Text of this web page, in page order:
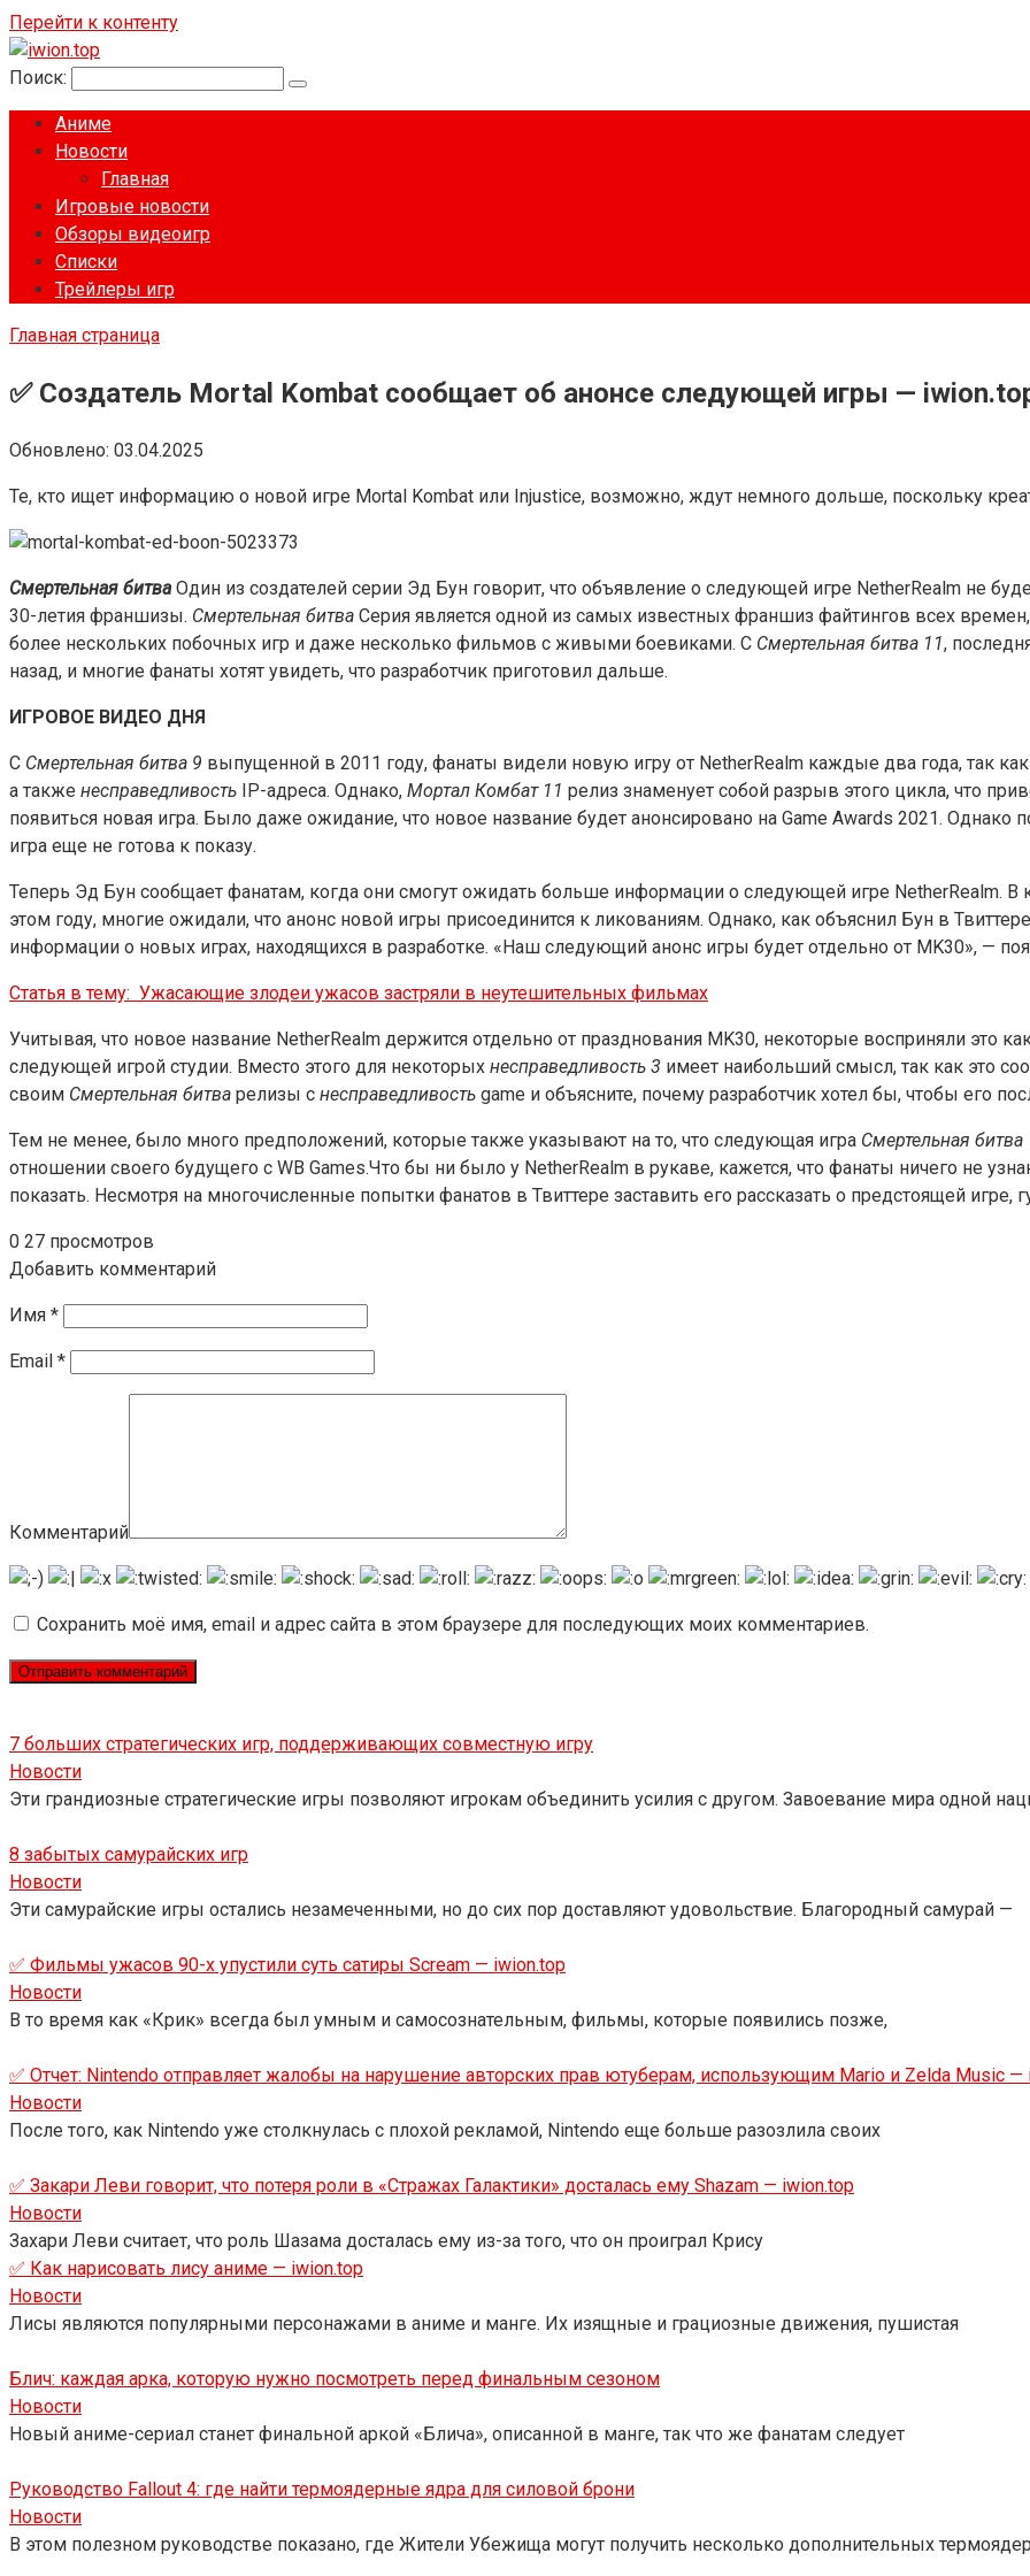
Перейти к контенту
Поиск:
Аниме
Новости
Главная
Игровые новости
Обзоры видеоигр
Списки
Трейлеры игр
Главная страница
✅ Создатель Mortal Kombat сообщает об анонсе следующей игры —
Обновлено: 03.04.2025
Те, кто ищет информацию о новой игре Mortal Kombat или Injustice, возможно, ждут немного дольше, поскольку
Смертельная битва Один из создателей серии Эд Бун говорит, что объявление о следующей игре NetherRealm не
30-летия франшизы. Смертельная битва Серия является одной из самых известных франшиз файтингов всех
более нескольких побочных игр и даже несколько фильмов с живыми боевиками. С Смертельная битва 11,
назад, и многие фанаты хотят увидеть, что разработчик приготовил дальше.
ИГРОВОЕ ВИДЕО ДНЯ
С Смертельная битва 9 выпущенной в 2011 году, фанаты видели новую игру от NetherRealm каждые два года, так
а также несправедливость IP-адреса. Однако, Мортал Комбат 11 релиз знаменует собой разрыв этого цикла, что
появиться новая игра. Было даже ожидание, что новое название будет анонсировано на Game Awards 2021. Однако
игра еще не готова к показу.
Теперь Эд Бун сообщает фанатам, когда они смогут ожидать больше информации о следующей игре NetherRealm. В
этом году, многие ожидали, что анонс новой игры присоединится к ликованиям. Однако, как объяснил Бун в
информации о новых играх, находящихся в разработке. «Наш следующий анонс игры будет отдельно от MK30», —
Статья в тему: Ужасающие злодеи ужасов застряли в неутешительных фильмах
Учитывая, что новое название NetherRealm держится отдельно от празднования MK30, некоторые восприняли это
следующей игрой студии. Вместо этого для некоторых несправедливость 3 имеет наибольший смысл, так как это
своим Смертельная битва релизы с несправедливость game и объясните, почему разработчик хотел бы, чтобы его
Тем не менее, было много предположений, которые также указывают на то, что следующая игра Смертельная битва
отношении своего будущего с WB Games.Что бы ни было у NetherRealm в рукаве, кажется, что фанаты ничего не
показать. Несмотря на многочисленные попытки фанатов в Твиттере заставить его рассказать о предстоящей
0 27 просмотров
Добавить комментарий
Имя *
Email *
Комментарий
Сохранить моё имя, email и адрес сайта в этом браузере для последующих моих комментариев.
7 больших стратегических игр, поддерживающих совместную игру
Новости
Эти грандиозные стратегические игры позволяют игрокам объединить усилия с другом. Завоевание мира одной
8 забытых самурайских игр
Новости
Эти самурайские игры остались незамеченными, но до сих пор доставляют удовольствие. Благородный самурай —
✅ Фильмы ужасов 90-х упустили суть сатиры Scream — iwion.top
Новости
В то время как «Крик» всегда был умным и самосознательным, фильмы, которые появились позже,
✅ Отчет: Nintendo отправляет жалобы на нарушение авторских прав ютуберам, использующим Mario и Zelda Music —
Новости
После того, как Nintendo уже столкнулась с плохой рекламой, Nintendo еще больше разозлила своих
✅ Закари Леви говорит, что потеря роли в «Стражах Галактики» досталась ему Shazam — iwion.top
Новости
Захари Леви считает, что роль Шазама досталась ему из-за того, что он проиграл Крису
✅ Как нарисовать лису аниме — iwion.top
Новости
Лисы являются популярными персонажами в аниме и манге. Их изящные и грациозные движения, пушистая
Блич: каждая арка, которую нужно посмотреть перед финальным сезоном
Новости
Новый аниме-сериал станет финальной аркой «Блича», описанной в манге, так что же фанатам следует
Руководство Fallout 4: где найти термоядерные ядра для силовой брони
Новости
В этом полезном руководстве показано, где Жители Убежища могут получить несколько дополнительных